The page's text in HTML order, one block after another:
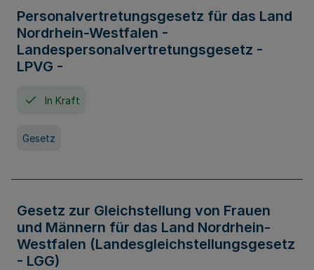
Personalvertretungsgesetz für das Land
Nordrhein-Westfalen -
Landespersonalvertretungsgesetz -
LPVG -
In Kraft
Gesetz
Gesetz zur Gleichstellung von Frauen
und Männern für das Land Nordrhein-
Westfalen (Landesgleichstellungsgesetz
- LGG)